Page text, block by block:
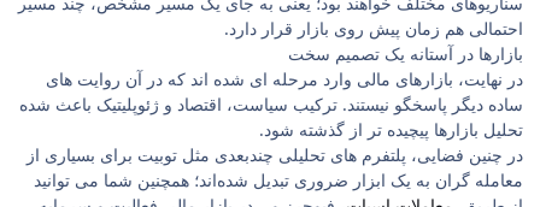
احتمالی هم‌ زمان پیش روی بازار قرار دارد.
بازارها در آستانه یک تصمیم سخت
در نهایت، بازارهای مالی وارد مرحله ‌ای شده‌ اند که در آن روایت‌ های
ساده دیگر پاسخگو نیستند. ترکیب سیاست، اقتصاد و ژئوپلیتیک باعث شده
تحلیل بازارها پیچیده‌ تر از گذشته شود.
در چنین فضایی، پلتفرم های تحلیلی چندبعدی مثل توبیت برای بسیاری از
معامله ‌گران به یک ابزار ضروری تبدیل شده‌اند؛ همچنین شما می توانید